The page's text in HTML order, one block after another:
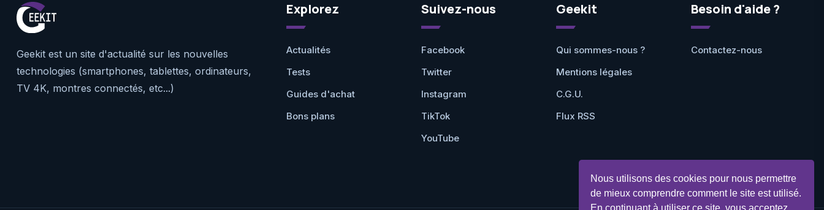
Nous utilisons des cookies pour nous permettre
de mieux comprendre comment le site est utilisé.
En continuant à utiliser ce site, vous acceptez
Geekit est un site d'actualité sur les nouvelles
technologies (smartphones, tablettes, ordinateurs,
TV 4K, montres connectés, etc...)
Explorez
Actualités
Tests
Guides d'achat
Bons plans
Suivez-nous
Facebook
Twitter
Instagram
TikTok
YouTube
Geekit
Qui sommes-nous ?
Mentions légales
C.G.U.
Flux RSS
Besoin d'aide ?
Contactez-nous